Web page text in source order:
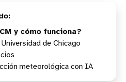
y cómo funciona?
de Chicago
meteorológica con IA